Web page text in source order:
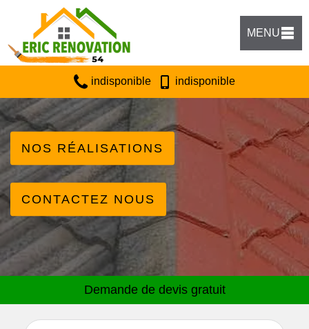
MENU
indisponible indisponible
NOS RÉALISATIONS
CONTACTEZ NOUS
Demande de devis gratuit